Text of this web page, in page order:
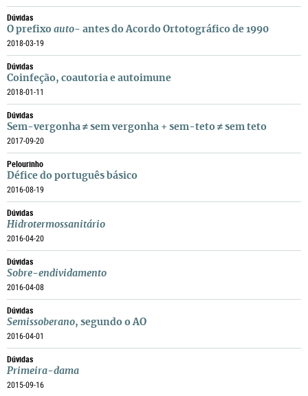
Dúvidas
O prefixo auto- antes do Acordo Ortotográfico de 1990
2018-03-19
Dúvidas
Coinfeção, coautoria e autoimune
2018-01-11
Dúvidas
Sem-vergonha ≠ sem vergonha + sem-teto ≠ sem teto
2017-09-20
Pelourinho
Défice do português básico
2016-08-19
Dúvidas
Hidrotermossanitário
2016-04-20
Dúvidas
Sobre-endividamento
2016-04-08
Dúvidas
Semissoberano, segundo o AO
2016-04-01
Dúvidas
Primeira-dama
2015-09-16